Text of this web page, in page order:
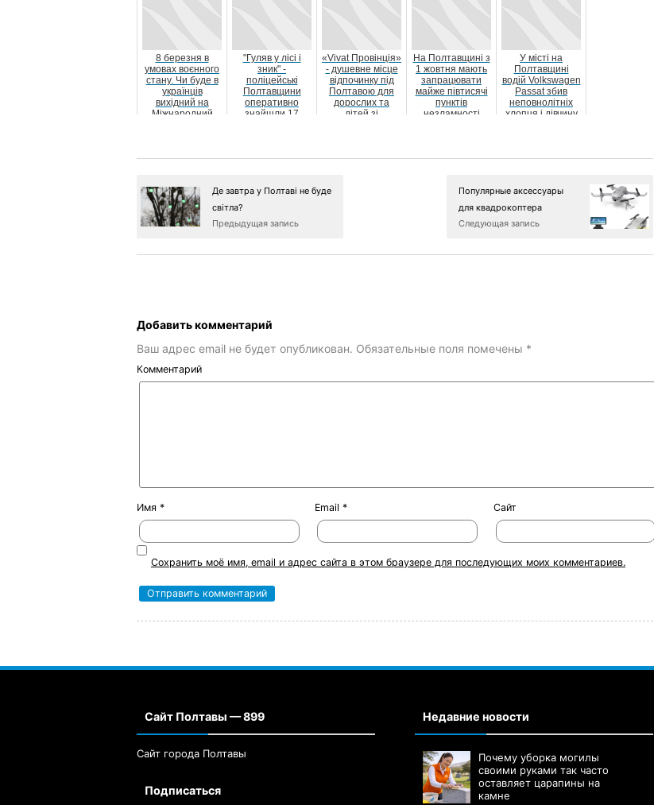
8 березня в
умовах воєнного
стану. Чи буде в
українців
вихідний на
Міжнародний
"Гуляв у лісі і
зник" -
поліцейські
Полтавщини
оперативно
знайшли 17
«Vivat Провінція»
- душевне місце
відпочинку під
Полтавою для
дорослих та
дітей зі
На Полтавщині з
1 жовтня мають
запрацювати
майже півтисячі
пунктів
незламності
У місті на
Полтавщині
водій Volkswagen
Passat збив
неповнолітніх
хлопця і дівчину
Де завтра у Полтаві не буде
світла?
Предыдущая запись
Популярные аксессуары
для квадрокоптера
Следующая запись
Добавить комментарий
Ваш адрес email не будет опубликован. Обязательные поля помечены *
Комментарий
Имя * Email* Сайт
Сохранить моё имя, email и адрес сайта в этом браузере для последующих моих комментариев.
Сайт Полтавы — 899
Сайт города Полтавы
Подписаться
Недавние новости
Почему уборка могилы
своими руками так часто
оставляет царапины на
камне